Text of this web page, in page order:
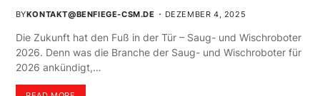
BYKONTAKT@BENFIEGE-CSM.DE DEZEMBER 4, 2025
Die Zukunft hat den Fuß in der Tür – Saug- und Wischroboter
2026. Denn was die Branche der Saug- und Wischroboter für
2026 ankündigt,…